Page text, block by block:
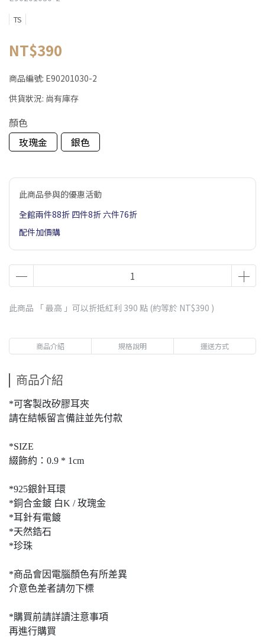
TS
NT$390
商品編號: E90201030-2
供貨狀況: 尚有庫存
顏色
玫瑰金
銀色
此商品參與的優惠活動
全館兩件88折 四件8折 六件76折
配件加價購
此商品 「 最高 」可以折抵紅利 390 點 (約等於 NT$390 )
商品介紹 規格說明 運送方式
商品介紹
*可客製改矽膠耳夾
請在結帳留言備註並先付款
*SIZE
綴飾約：0.9 * 1cm
*925銀針耳環
*銅合金鍍 白K / 玫瑰金
*耳針有電鍍
*天然鋯石
*珍珠
*商品會因電腦顏色有所差異
介意色差者請勿下標
*購買前請詳讀注意事項
再進行購買